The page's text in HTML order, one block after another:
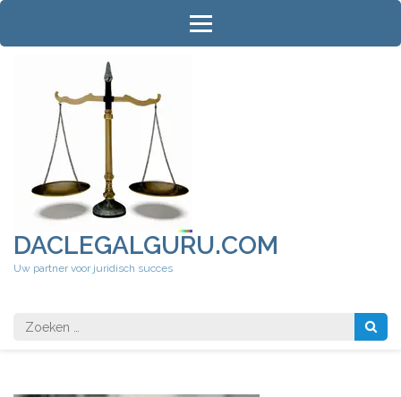
Ga
inhoud
DACLEGALGURU.COM
Uw partner voor juridisch succes
Zoeken
naar: